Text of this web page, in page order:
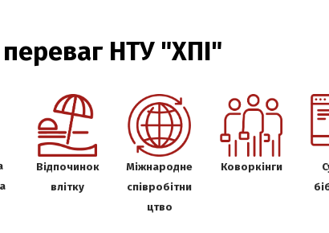
НТУ "ХПІ"
Відпочинок
влітку
Міжнародне
співробітни
цтво
Коворкінги